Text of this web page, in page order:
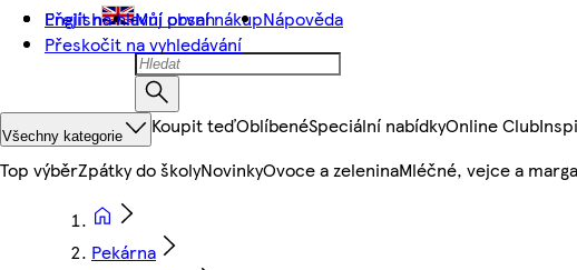
Přejít na hlavní obsah
Přeskočit na vyhledávání
English Můj první nákupNápověda
Všechny kategorie Koupit teďOblíbenéSpeciální nabídkyOnline Club
Top výběrZpátky do školyNovinkyOvoce a zeleninaMléčné, vejce a
Pekárna